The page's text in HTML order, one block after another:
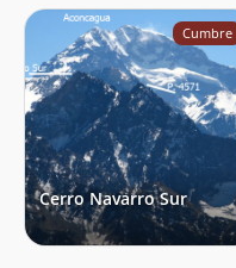
Cumbre
Cerro Navarro Sur